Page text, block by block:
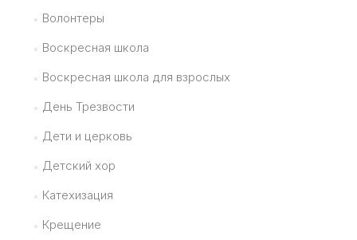
Волонтеры
Воскресная школа
Воскресная школа для взрослых
День Трезвости
Дети и церковь
Детский хор
Катехизация
Крещение